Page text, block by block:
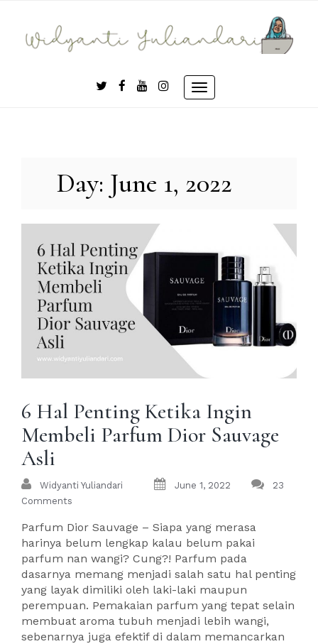
content
Toggle
Day: June 1, 2022
6 Hal Penting Ketika Ingin
Membeli Parfum Dior Sauvage
Asli
Widyanti Yuliandari June 1, 2022
23
Comments
Parfum Dior Sauvage – Siapa yang merasa
harinya belum lengkap kalau belum pakai
parfum nan wangi? Cung?! Parfum pada
dasarnya memang menjadi salah satu hal penting
yang layak dimiliki oleh laki-laki maupun
perempuan. Pemakaian parfum yang tepat selain
membuat aroma tubuh menjadi lebih wangi,
sebenarnya juga efektif di dalam memancarkan